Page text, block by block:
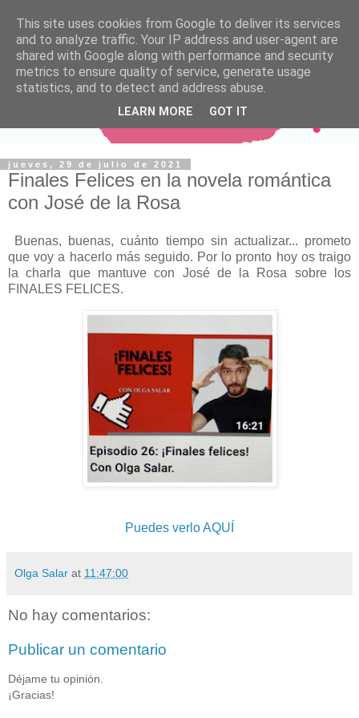
jueves, 29 de julio de 2021
Finales Felices en la novela romántica
con José de la Rosa
Buenas, buenas, cuánto tiempo sin actualizar... prometo
que voy a hacerlo más seguido. Por lo pronto hoy os traigo
la charla que mantuve con José de la Rosa sobre los
FINALES FELICES.
Puedes verlo AQUÍ
Olga Salar at 11:47:00
No hay comentarios:
Publicar un comentario
Déjame tu opinión.
¡Gracias!
This site uses cookies from Google to deliver its services
and to analyze traffic. Your IP address and user-agent are
shared with Google along with performance and security
metrics to ensure quality of service, generate usage
statistics, and to detect and address abuse.
LEARN MORE GOT IT